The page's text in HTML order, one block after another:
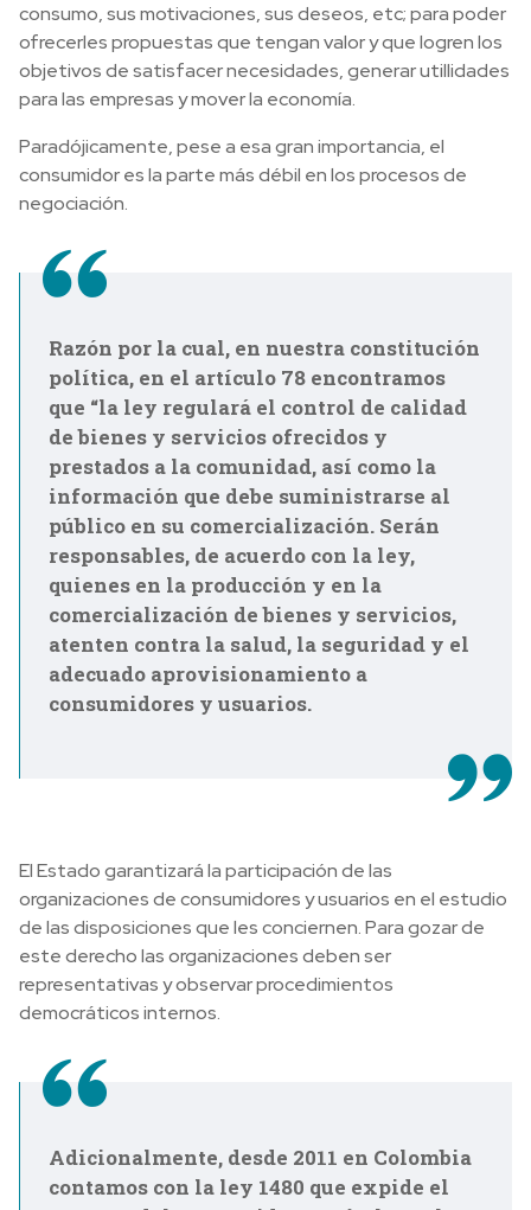
consumo, sus motivaciones, sus deseos, etc; para poder
ofrecerles propuestas que tengan valor y que logren los
objetivos de satisfacer necesidades, generar utillidades
para las empresas y mover la economía.
Paradójicamente, pese a esa gran importancia, el
consumidor es la parte más débil en los procesos de
negociación.
Razón por la cual, en nuestra constitución
política, en el artículo 78 encontramos
que “la ley regulará el control de calidad
de bienes y servicios ofrecidos y
prestados a la comunidad, así como la
información que debe suministrarse al
público en su comercialización. Serán
responsables, de acuerdo con la ley,
quienes en la producción y en la
comercialización de bienes y servicios,
atenten contra la salud, la seguridad y el
adecuado aprovisionamiento a
consumidores y usuarios.
El Estado garantizará la participación de las
organizaciones de consumidores y usuarios en el estudio
de las disposiciones que les conciernen. Para gozar de
este derecho las organizaciones deben ser
representativas y observar procedimientos
democráticos internos.
Adicionalmente, desde 2011 en Colombia
contamos con la ley 1480 que expide el